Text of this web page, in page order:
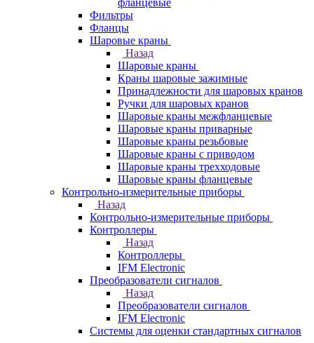
фланцевые
Фильтры
Фланцы
Шаровые краны
Назад
Шаровые краны
Краны шаровые зажимные
Принадлежности для шаровых кранов
Ручки для шаровых кранов
Шаровые краны межфланцевые
Шаровые краны приварные
Шаровые краны резьбовые
Шаровые краны с приводом
Шаровые краны трехходовые
Шаровые краны фланцевые
Контрольно-измерительные приборы
Назад
Контрольно-измерительные приборы
Контроллеры
Назад
Контроллеры
IFM Electronic
Преобразователи сигналов
Назад
Преобразователи сигналов
IFM Electronic
Системы для оценки стандартных сигналов